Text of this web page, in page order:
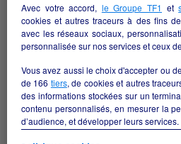
Puiseaux -
Bien-être/beauté
Avec votre accord, le Groupe TF1 et
cookies et autres traceurs à des fins
avec les réseaux sociaux,
personnalisée sur nos services et ceux
Vous avez aussi le choix d'accepter ou
de 166 tiers, de cookies et autres
des informations stockées sur un
contenu personnalisés, en mesurer la
d’audience, et développer leurs services.